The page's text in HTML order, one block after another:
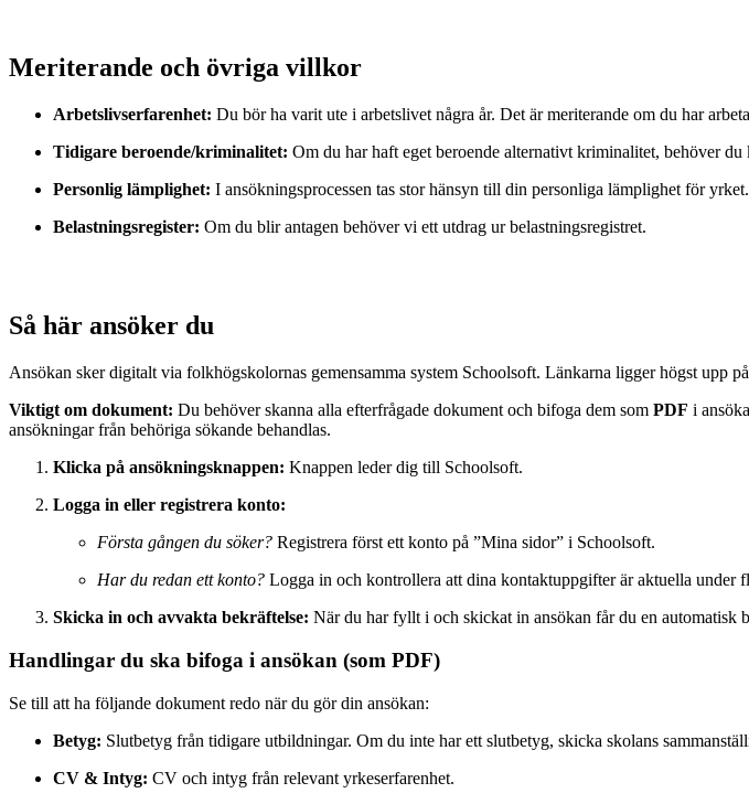
Meriterande och övriga villkor
Arbetslivserfarenhet: Du bör ha varit ute i arbetslivet några år. Det är meriterande om du har
Tidigare beroende/kriminalitet: Om du har haft eget beroende alternativt kriminalitet, behöver
Personlig lämplighet: I ansökningsprocessen tas stor hänsyn till din personliga lämplighet för yrket.
Belastningsregister: Om du blir antagen behöver vi ett utdrag ur belastningsregistret.
Så här ansöker du
Ansökan sker digitalt via folkhögskolornas gemensamma system Schoolsoft. Länkarna ligger högst upp
Viktigt om dokument: Du behöver skanna alla efterfrågade dokument och bifoga dem som PDF i
ansökningar från behöriga sökande behandlas.
Klicka på ansökningsknappen: Knappen leder dig till Schoolsoft.
Logga in eller registrera konto:
Första gången du söker? Registrera först ett konto på ”Mina sidor” i Schoolsoft.
Har du redan ett konto? Logga in och kontrollera att dina kontaktuppgifter är aktuella
Skicka in och avvakta bekräftelse: När du har fyllt i och skickat in ansökan får du en automatisk
Handlingar du ska bifoga i ansökan (som PDF)
Se till att ha följande dokument redo när du gör din ansökan:
Betyg: Slutbetyg från tidigare utbildningar. Om du inte har ett slutbetyg, skicka skolans
CV & Intyg: CV och intyg från relevant yrkeserfarenhet.